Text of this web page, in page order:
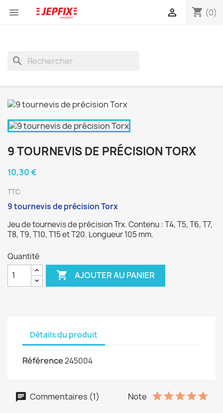
 shopping_cart (0)

search
9 TOURNEVIS DE PRÉCISION TORX
10,30 €
TTC
9 tournevis de précision Torx
Jeu de tournevis de précision Trx. Contenu : T4, T5, T6, T7,
T8, T9, T10, T15 et T20. Longueur 105 mm.
Quantité
 AJOUTER AU PANIER
Détails du produit
Référence245004
Commentaires (1) Note